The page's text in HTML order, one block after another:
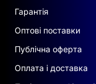
Гарантія
Оптові поставки
Публічна оферта
Оплата і доставка